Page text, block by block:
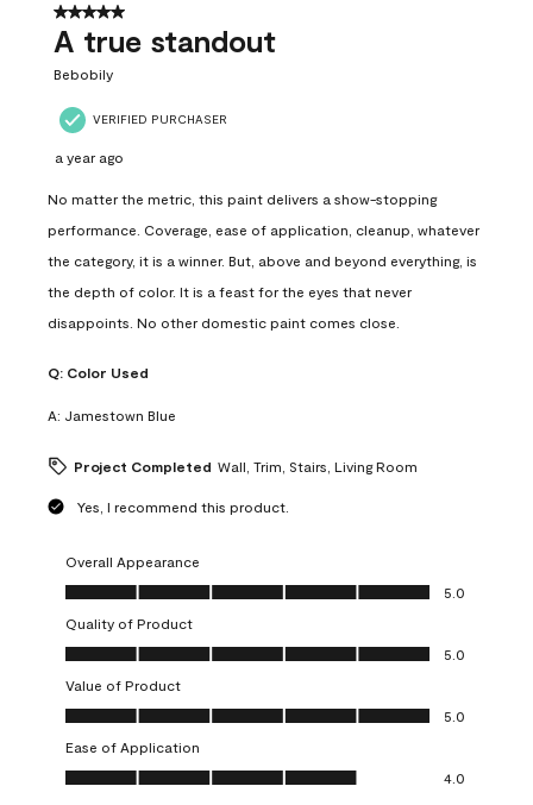
5 out of 5 stars.
A true standout
Bebobily
VERIFIED PURCHASER
a year ago
No matter the metric, this paint delivers a show-stopping
performance. Coverage, ease of application, cleanup, whatever
the category, it is a winner. But, above and beyond everything, is
the depth of color. It is a feast for the eyes that never
disappoints. No other domestic paint comes close.
Q: Color Used
A: Jamestown Blue
Project Completed Wall, Trim, Stairs, Living Room
Yes, I recommend this product.
Overall Appearance
Overall Appearance, 5.0 out of 5
5.0
Quality of Product
Quality of Product, 5.0 out of 5
5.0
Value of Product
Value of Product, 5.0 out of 5
5.0
Ease of Application
Ease of Application, 4.0 out of 5
4.0